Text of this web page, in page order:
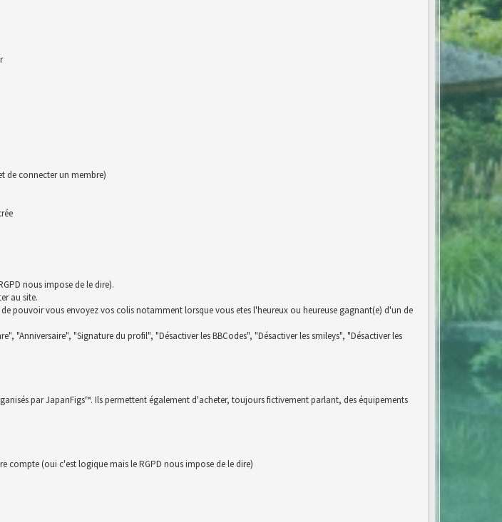
de connecter un membre)
nous impose de le dire).
au site.
pouvoir vous envoyez vos colis notamment lorsque vous etes l'heureux ou heureuse gagnant(e) d'un de
"Signature du profil", "Désactiver les BBCodes", "Désactiver les smileys", "Désactiver les
par JapanFigs™. Ils permettent également d'acheter, toujours fictivement parlant, des équipements
compte (oui c'est logique mais le RGPD nous impose de le dire)